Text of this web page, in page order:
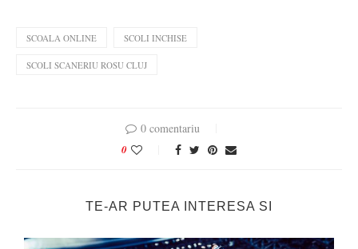
SCOALA ONLINE SCOLI INCHISE
SCOLI SCANERIU ROSU CLUJ
0 comentariu
0
TE-AR PUTEA INTERESA SI